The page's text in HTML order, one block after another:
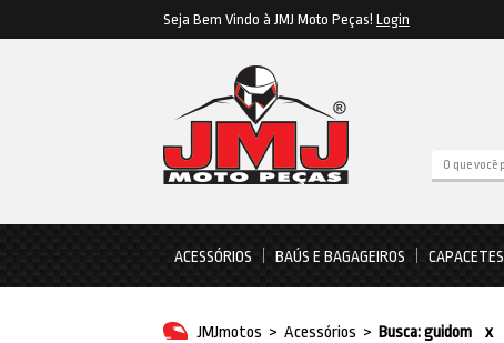
Seja Bem Vindo à JMJ Moto Peças! Login
ACESSÓRIOS BAÚS E BAGAGEIROS CAPACETES
JMJmotos > Acessórios > Busca: guidom x